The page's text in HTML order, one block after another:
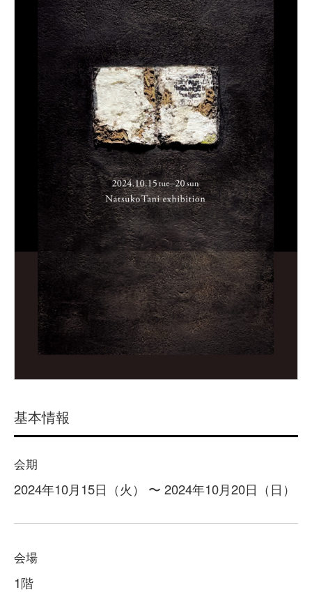
基本情報
会期
2024年10月15日（火） 〜 2024年10月20日（日）
会場
1階